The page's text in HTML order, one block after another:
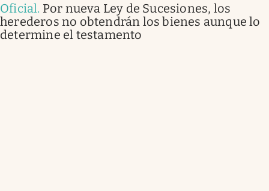
Oficial. Por nueva Ley de Sucesiones, los
herederos no obtendrán los bienes aunque lo
determine el testamento